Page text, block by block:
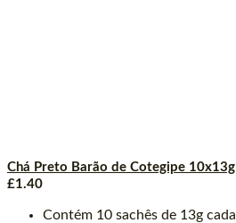
Chá Preto Barão de Cotegipe 10x13g
£1.40
Contém 10 sachês de 13g cada